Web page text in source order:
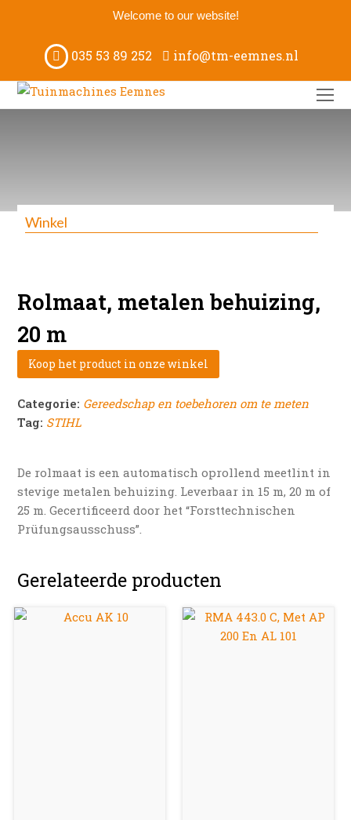
Welcome to our website!
035 53 89 252 info@tm-eemnes.nl
Winkel
Rolmaat, metalen behuizing,
20 m
Koop het product in onze winkel
Categorie: Gereedschap en toebehoren om te meten
Tag: STIHL
De rolmaat is een automatisch oprollend meetlint in
stevige metalen behuizing. Leverbaar in 15 m, 20 m of
25 m. Gecertificeerd door het “Forsttechnischen
Prüfungsausschuss”.
Gerelateerde producten